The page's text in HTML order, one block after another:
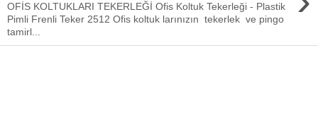
OFİS KOLTUKLARI TEKERLEĞİ Ofis Koltuk Tekerleği - Plastik
Pimli Frenli Teker 2512 Ofis koltuk larınızın tekerlek ve pingo
tamirl...